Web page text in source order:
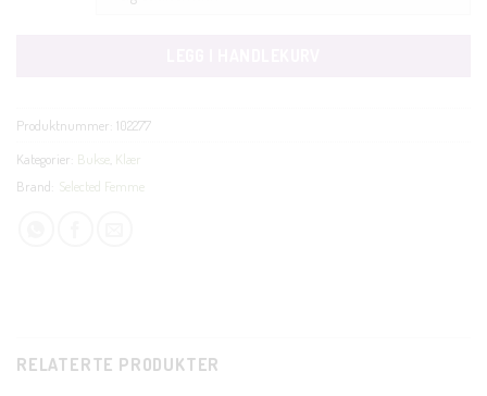
Produktnummer: 102277
Kategorier: Bukse Klær
Brand: Selected Femme
RELATERTE PRODUKTER